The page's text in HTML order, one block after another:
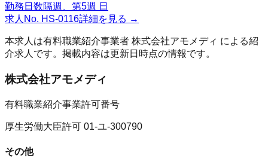
勤務日数隔週、第5週 日
求人No. HS-0116詳細を見る →
本求人は有料職業紹介事業者 株式会社アモメディ による紹
介求人です。掲載内容は更新日時点の情報です。
株式会社アモメディ
有料職業紹介事業許可番号
厚生労働大臣許可 01-ユ-300790
その他